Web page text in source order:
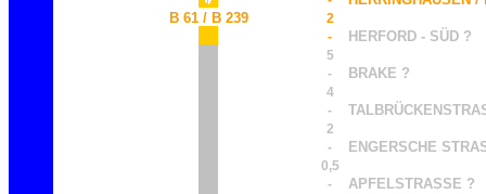
B 61 / B 239
2
-
HERFORD - SÜD ?
5
-
BRAKE ?
4
-
2
-
ENGERSCHE
0,5
-
APFELSTRASSE ?